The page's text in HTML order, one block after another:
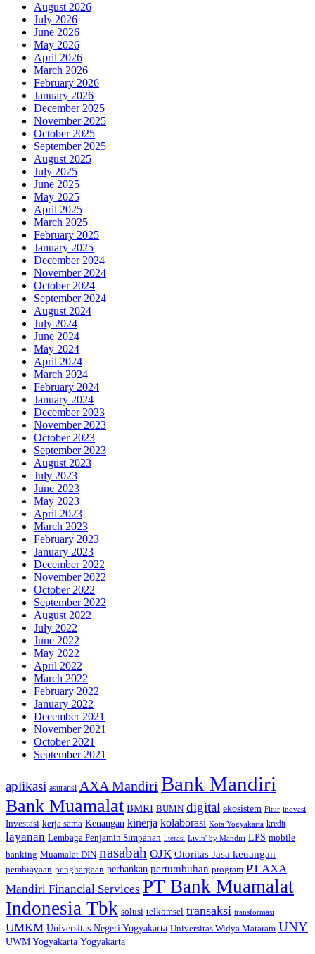
August 2026
July 2026
June 2026
May 2026
April 2026
March 2026
February 2026
January 2026
December 2025
November 2025
October 2025
September 2025
August 2025
July 2025
June 2025
May 2025
April 2025
March 2025
February 2025
January 2025
December 2024
November 2024
October 2024
September 2024
August 2024
July 2024
June 2024
May 2024
April 2024
March 2024
February 2024
January 2024
December 2023
November 2023
October 2023
September 2023
August 2023
July 2023
June 2023
May 2023
April 2023
March 2023
February 2023
January 2023
December 2022
November 2022
October 2022
September 2022
August 2022
July 2022
June 2022
May 2022
April 2022
March 2022
February 2022
January 2022
December 2021
November 2021
October 2021
September 2021
aplikasi asuransi AXA Mandiri Bank Mandiri
Bank Muamalat BMRI BUMN digital ekosistem Fitur inovasi
Investasi kerja sama Keuangan kinerja kolaborasi Kota Yogyakarta kredit
layanan Lembaga Penjamin Simpanan literasi Livin' by Mandiri LPS mobile
banking Muamalat DIN nasabah OJK Otoritas Jasa keuangan
pembiayaan penghargaan perbankan pertumbuhan program PT AXA
Mandiri Financial Services PT Bank Muamalat
Indonesia Tbk solusi telkomsel transaksi transformasi
UMKM Universitas Negeri Yogyakarta Universitas Widya Mataram UNY
UWM Yogyakarta Yogyakarta